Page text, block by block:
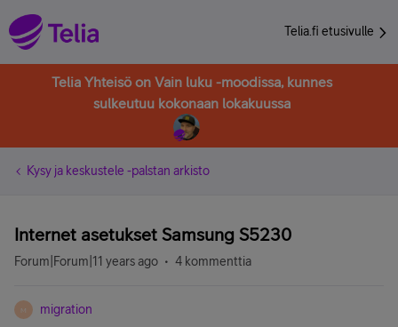
Telia.fi etusivulle
Telia Yhteisö on Vain luku -moodissa, kunnes
sulkeutuu kokonaan lokakuussa
Kysy ja keskustele -palstan arkisto
Internet asetukset Samsung S5230
Forum|Forum|11 years ago 4 kommenttia
M migration